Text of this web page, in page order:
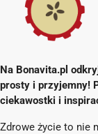
Na Bonavita.pl
prosty i przyjemny!
ciekawostki i
Zdrowe życie to nie